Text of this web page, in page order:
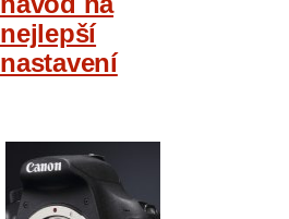
nejlepší
nastavení